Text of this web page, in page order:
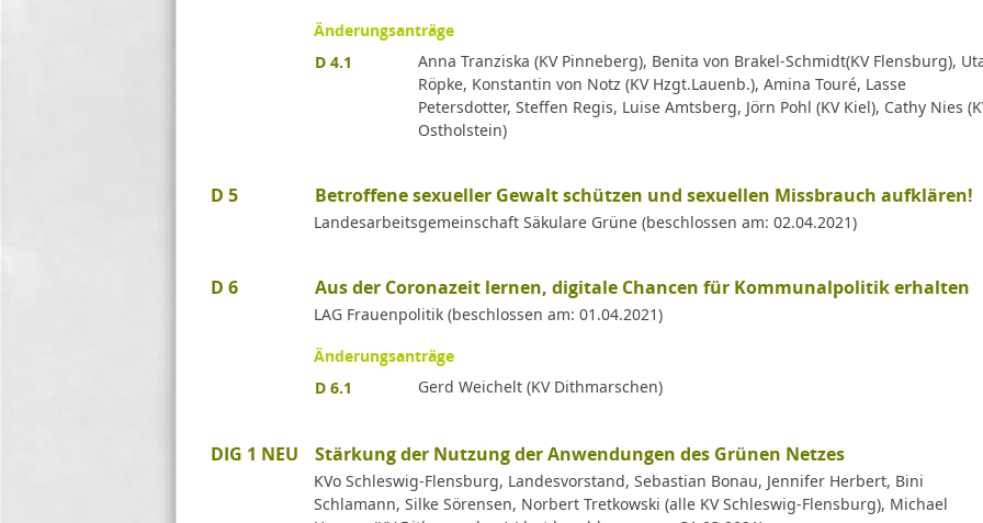
Änderungsanträge
D 4.1
Anna Tranziska (KV Pinneberg), Benita von Brakel-Schmidt(KV Flensburg),
Röpke, Konstantin von Notz (KV Hzgt.Lauenb.), Amina Touré, Lasse
Petersdotter, Steffen Regis, Luise Amtsberg, Jörn Pohl (KV Kiel), Cathy Nies
Ostholstein)
D 5 Betroffene sexueller Gewalt schützen und sexuellen Missbrauch aufklären!
Landesarbeitsgemeinschaft Säkulare Grüne (beschlossen am: 02.04.2021)
D 6 Aus der Coronazeit lernen, digitale Chancen für Kommunalpolitik erhalten
LAG Frauenpolitik (beschlossen am: 01.04.2021)
Änderungsanträge
D 6.1
Gerd Weichelt (KV Dithmarschen)
DIG 1 NEU Stärkung der Nutzung der Anwendungen des Grünen Netzes
KVo Schleswig-Flensburg, Landesvorstand, Sebastian Bonau, Jennifer Herbert, Bini
Schlamann, Silke Sörensen, Norbert Tretkowski (alle KV Schleswig-Flensburg), Michael